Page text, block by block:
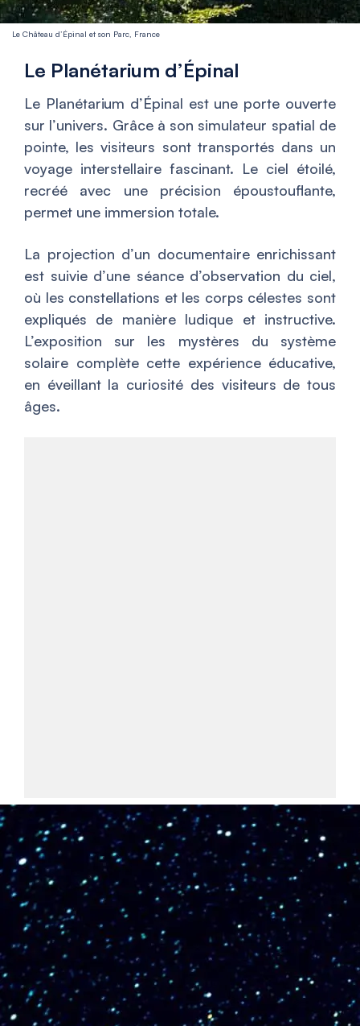
Le Château d’Épinal et son Parc, France
Le Planétarium d’Épinal
Le Planétarium d’Épinal est une porte ouverte
sur l’univers. Grâce à son simulateur spatial de
pointe, les visiteurs sont transportés dans un
voyage interstellaire fascinant. Le ciel étoilé,
recréé avec une précision époustouflante,
permet une immersion totale.
La projection d’un documentaire enrichissant
est suivie d’une séance d’observation du ciel,
où les constellations et les corps célestes sont
expliqués de manière ludique et instructive.
L’exposition sur les mystères du système
solaire complète cette expérience éducative,
en éveillant la curiosité des visiteurs de tous
âges.